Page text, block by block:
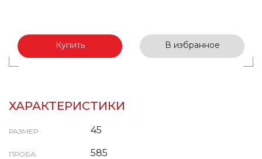
Купить В избранное
ХАРАКТЕРИСТИКИ
РАЗМЕР 45
ПРОБА 585